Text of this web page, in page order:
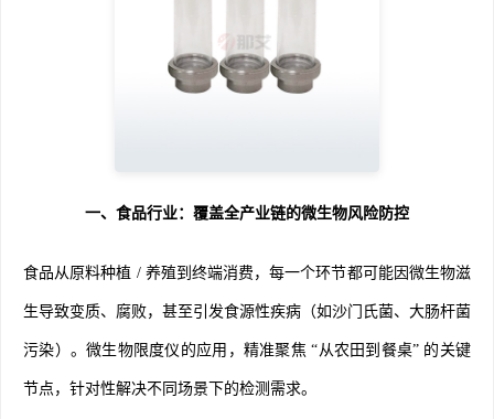
一、食品行业：覆盖全产业链的微生物风险防控
食品从原料种植 / 养殖到终端消费，每一个环节都可能因微生物滋
生导致变质、腐败，甚至引发食源性疾病（如沙门氏菌、大肠杆菌
污染）。微生物限度仪的应用，精准聚焦 “从农田到餐桌” 的关键
节点，针对性解决不同场景下的检测需求。